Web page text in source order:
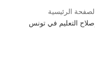
الرئيسية
التعليم في تونس